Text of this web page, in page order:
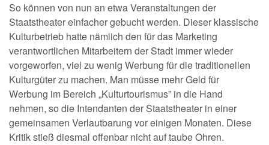
So können von nun an etwa Veranstaltungen der
Staatstheater einfacher gebucht werden. Dieser klassische
Kulturbetrieb hatte nämlich den für das Marketing
verantwortlichen Mitarbeitern der Stadt immer wieder
vorgeworfen, viel zu wenig Werbung für die traditionellen
Kulturgüter zu machen. Man müsse mehr Geld für
Werbung im Bereich „Kulturtourismus” in die Hand
nehmen, so die Intendanten der Staatstheater in einer
gemeinsamen Verlautbarung vor einigen Monaten. Diese
Kritik stieß diesmal offenbar nicht auf taube Ohren.